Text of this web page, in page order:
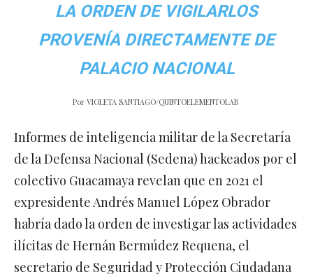
LA ORDEN DE VIGILARLOS
PROVENÍA DIRECTAMENTE DE
PALACIO NACIONAL
Por VIOLETA SANTIAGO/QUINTOELEMENTOLAB
Informes de inteligencia militar de la Secretaría
de la Defensa Nacional (Sedena) hackeados por el
colectivo Guacamaya revelan que en 2021 el
expresidente Andrés Manuel López Obrador
habría dado la orden de investigar las actividades
ilícitas de Hernán Bermúdez Requena, el
secretario de Seguridad y Protección Ciudadana